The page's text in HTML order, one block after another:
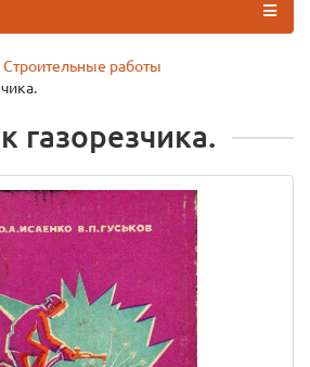
Строительные работы
газорезчика.